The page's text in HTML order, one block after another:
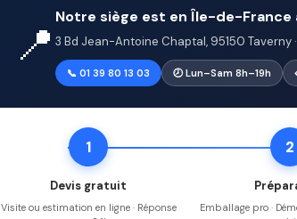
📍 Notre siège est en Île-de-
3 Bd Jean-Antoine Chaptal, 95150 Taverny
📞 01 39 80 13 03 🕗 Lun–Sam 8h–19h
1
Devis gratuit
Visite ou estimation en ligne · Réponse
2
Emballage pro ·